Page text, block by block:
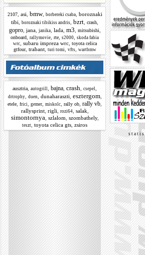
2107, asi bmw, borbereki csaba, boroznaki
tibi
boroznaki tibikiss andris bzrt crash
gopro, jana, janika, lada, m3 mitsubishi
onboard rallymovie rte s2000 skoda fabia
wrc, subaru impreza wrc, toyota celica
gtfour, trabant, turi tomi vfts, wartbmw
ausztria autogrill bajna crash csepel
drtrophy, duen dunaharaszti esztergom,
etele frici gemer miskolc rally ob rally vb
rallysprint, rigli rozi64, salak
simontornya szlalom szombathely,
teszt toyota celica gts zsiros
s t a t i s